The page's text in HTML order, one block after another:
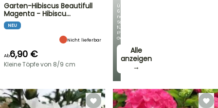
Über
60
neue
Sorten
für
Ihren
Garten!
Alle
anzeigen
→
Garten-Hibiscus Beautifull
Magenta - Hibiscu…
NEU
Nicht lieferbar
Ab6,90 €
Kleine Töpfe von 8/9 cm